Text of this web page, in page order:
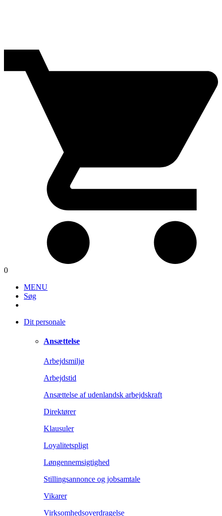
0
MENU
Søg
Dit personale
Ansættelse
Arbejdsmiljø
Arbejdstid
Ansættelse af udenlandsk arbejdskraft
Direktører
Klausuler
Loyalitetspligt
Løngennemsigtighed
Stillingsannonce og jobsamtale
Vikarer
Virksomhedsoverdragelse